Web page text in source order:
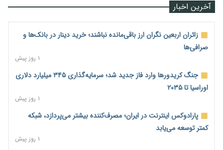
آخرین اخبار
زائران اربعین نگران ارز باقی‌مانده نباشند؛ خرید دینار در بانک‌ها و
صرافی‌ها
۱ روز پیش
جنگ کریدورها وارد فاز جدید شد؛ سرمایه‌گذاری ۳۴۵ میلیارد دلاری
اوراسیا تا ۲۰۳۵
۱ روز پیش
پارادوکس اینترنت در ایران؛ مصرف‌کننده بیشتر می‌پردازد، شبکه
کمتر توسعه می‌یابد
۱ روز پیش